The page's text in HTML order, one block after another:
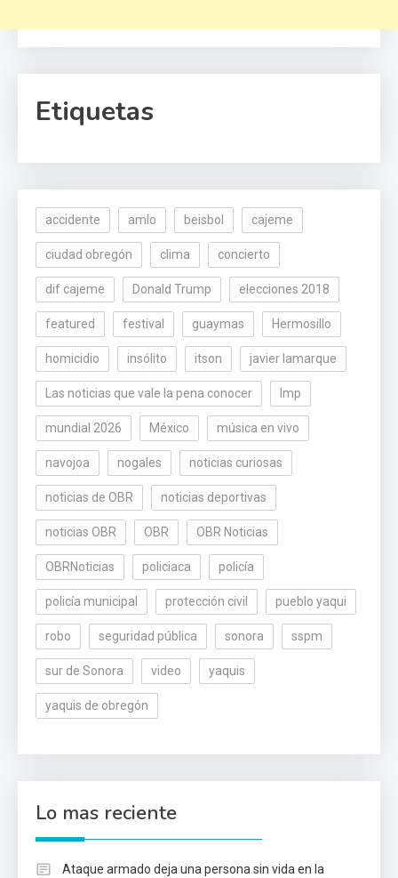
Etiquetas
accidente amlo beisbol cajeme
ciudad obregón clima concierto
dif cajeme Donald Trump elecciones 2018
featured festival guaymas Hermosillo
homicidio insólito itson javier lamarque
Las noticias que vale la pena conocer lmp
mundial 2026 México música en vivo
navojoa nogales noticias curiosas
noticias de OBR noticias deportivas
noticias OBR OBR OBR Noticias
OBRNoticias policiaca policía
policía municipal protección civil pueblo yaqui
robo seguridad pública sonora sspm
sur de Sonora video yaquis
yaquis de obregón
Lo mas reciente
Ataque armado deja una persona sin vida en la